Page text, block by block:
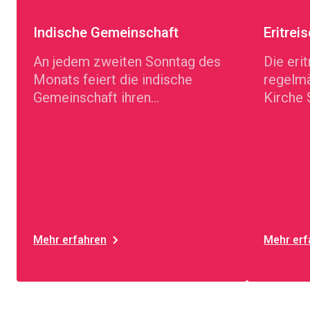
Indische Gemeinschaft
An jedem zweiten Sonntag des
Monats feiert die indische
Gemeinschaft ihren
Mehr erfahren
Die
Kirche
Mehr